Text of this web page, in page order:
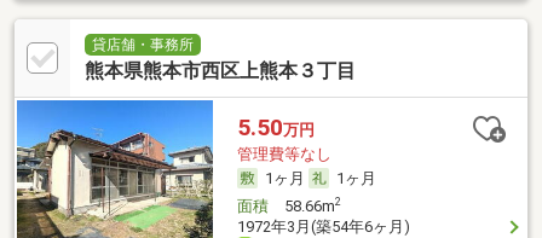
貸店舗・事務所
熊本県熊本市西区上熊本３丁目
5.50万円
管理費等なし
1ヶ月
1ヶ月
面積58.66m2
1972年3月(築54年6ヶ月)